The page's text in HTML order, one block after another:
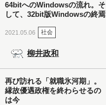
64bitへのWindowsの流れ。そ
して、32bit版Windowsの終焉
2021.05.06 社会
柳井政和
再び訪れる「就職氷河期」。
縁故優遇政権を終わらせるの
は今